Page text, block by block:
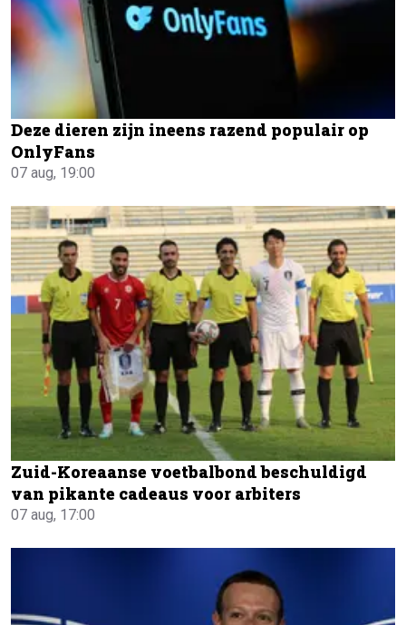
Deze dieren zijn ineens razend populair op
OnlyFans
07 aug, 19:00
Zuid-Koreaanse voetbalbond beschuldigd
van pikante cadeaus voor arbiters
07 aug, 17:00